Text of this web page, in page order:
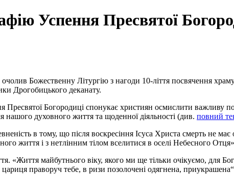
Успення Пресвятої
Божественну Літургію з нагоди 10-ліття посвячення
Дрогобицького деканату.
Пресвятої Богородиці спонукає християн осмислити
нашого духовного життя та щоденної діяльності (див. повний
в тому, що після воскресіння Ісуса Христа смерть не
життя і з нетлінним тілом вселитися в оселі Небесного
«Життя майбутнього віку, якого ми ще тільки очікуємо, для
праворуч тебе, в ризи позолочені одягнена,